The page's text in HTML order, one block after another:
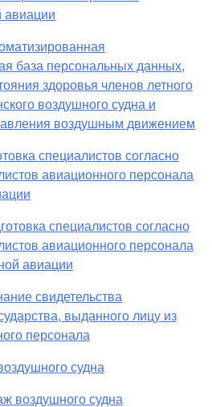
авиации
база персональных данных,
здоровья членов летного
воздушного судна и
воздушным движением
специалистов согласно
авиационного персонала
специалистов согласно
авиационного персонала
авиации
свидетельства
выданного лицу из
персонала
судна
воздушного судна